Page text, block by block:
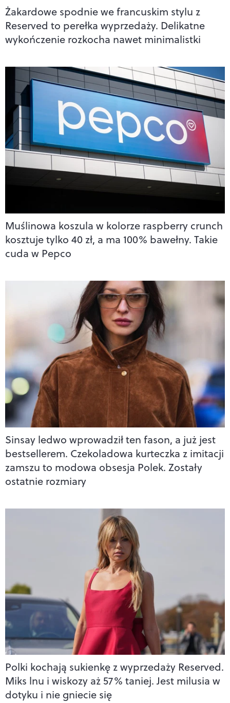
Żakardowe spodnie we francuskim stylu z
Reserved to perełka wyprzedaży. Delikatne
wykończenie rozkocha nawet minimalistki
Muślinowa koszula w kolorze raspberry crunch
kosztuje tylko 40 zł, a ma 100% bawełny. Takie
cuda w Pepco
Sinsay ledwo wprowadził ten fason, a już jest
bestsellerem. Czekoladowa kurteczka z imitacji
zamszu to modowa obsesja Polek. Zostały
ostatnie rozmiary
Polki kochają sukienkę z wyprzedaży Reserved.
Miks lnu i wiskozy aż 57% taniej. Jest milusia w
dotyku i nie gniecie się